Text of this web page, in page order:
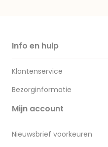
Info en hulp
Klantenservice
Bezorginformatie
Mijn account
Nieuwsbrief voorkeuren